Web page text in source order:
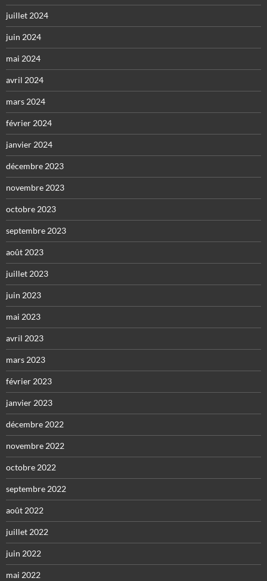
juillet 2024
juin 2024
mai 2024
avril 2024
mars 2024
février 2024
janvier 2024
décembre 2023
novembre 2023
octobre 2023
septembre 2023
août 2023
juillet 2023
juin 2023
mai 2023
avril 2023
mars 2023
février 2023
janvier 2023
décembre 2022
novembre 2022
octobre 2022
septembre 2022
août 2022
juillet 2022
juin 2022
mai 2022